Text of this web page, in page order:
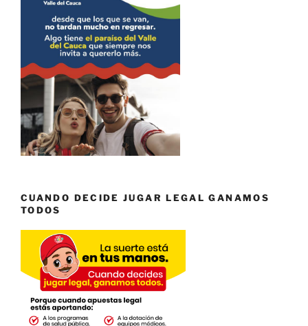
CUANDO DECIDE JUGAR LEGAL GANAMOS
TODOS